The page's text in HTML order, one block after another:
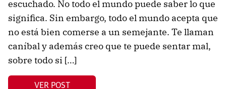
escuchado. No todo el mundo puede saber lo que
significa. Sin embargo, todo el mundo acepta que
no está bien comerse a un semejante. Te llaman
caníbal y además creo que te puede sentar mal,
sobre todo si […]
VER POST